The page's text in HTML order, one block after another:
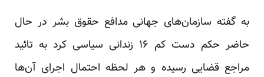
به گفته سازمان‌های جهانی مدافع حقوق بشر در حال
حاضر حکم دست کم ۱۶ زندانی سیاسی کرد به تائید
مراجع قضایی رسیده و هر لحظه احتمال اجرای آن‌ها